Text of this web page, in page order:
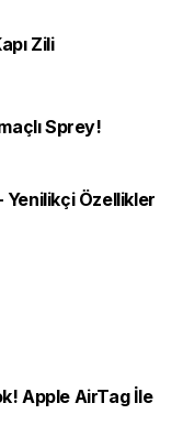
Zili
Sprey!
Yenilikçi Özellikler
Apple AirTag İle